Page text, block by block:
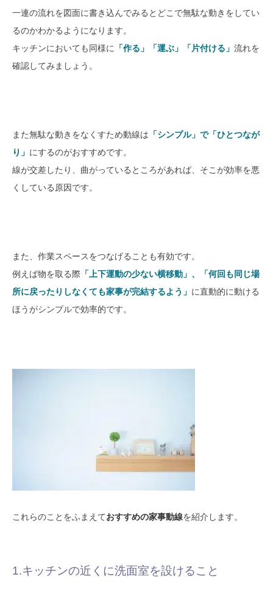
一連の流れを図面に書き込んでみるとどこで無駄な動きをしてい
るのかわかるようになります。
キッチンにおいても同様に
「作る」「運ぶ」「片付ける」 流れを
確認してみましょう。
また無駄な動きをなくすため動線は 「シンプル」で「ひとつなが
り」 にするのがおすすめです。
線が交差したり、曲がっているところがあれば、そこが効率を悪
くしている原因です。
また、作業スペースをつなげることも有効です。
例えば物を取る際 「上下運動の少ない横移動」、「何回も同じ場
所に戻ったりしなくても家事が完結するよう」 に直動的に動ける
ほうがシンプルで効率的です。
これらのことをふまえておすすめの家事動線を紹介します。
1.キッチンの近くに洗面室を設けること